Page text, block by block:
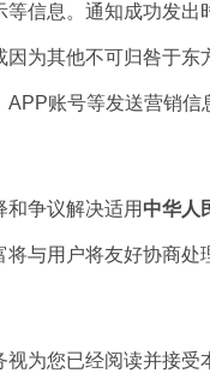
信息。通知成功发出
为其他不可归咎于
账号等发送营销
争议解决适用 中华人
与用户将友好协商
为您已经阅读并接